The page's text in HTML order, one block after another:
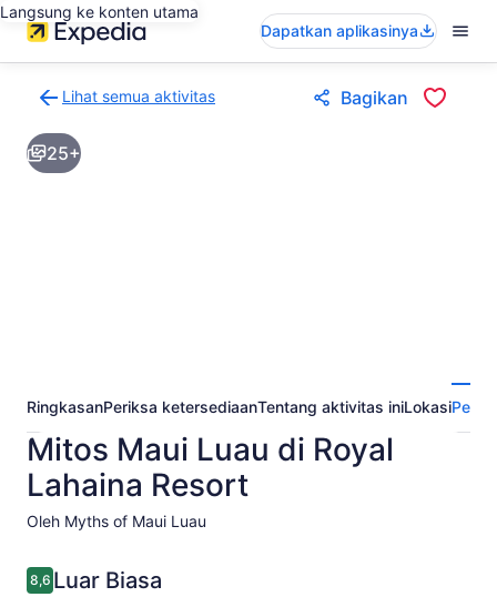
Langsung ke konten utama
Dapatkan aplikasinya
Lihat semua aktivitas
ke
halaman
hasil
Bagikan
25+
RingkasanPeriksa ketersediaanTentang aktivitas iniLokasi
Mitos Maui Luau di Royal
Lahaina Resort
Oleh Myths of Maui Luau
Ulasan
8,68,6 dari 10
Luar Biasa